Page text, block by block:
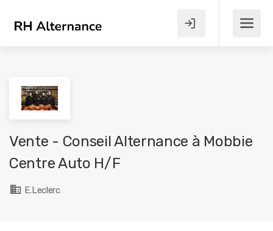
Vente - Conseil Alternance à Mobbie
Centre Auto H/F
E.Leclerc